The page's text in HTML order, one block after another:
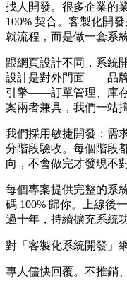
找人開發。很多企業的
100% 契合。客製化開
就流程，而是做一套系
跟網頁設計不同，系統
設計是對外門面——品
引擎——訂單管理、庫
案兩者兼具，我們一站搞
我們採用敏捷開發：
分階段驗收。每個階段
向，不會做完才發現不對
每個專案提供完整的系
碼 100% 歸你。上線後
過十年，持續擴充系統功
對「客製化系統開發」
專人儘快回覆。不推銷